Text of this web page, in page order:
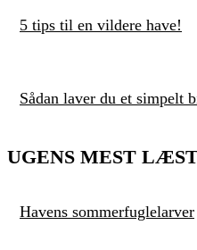
5 tips til en vildere have!
Sådan laver du et simpelt
UGENS MEST
Havens sommerfuglelarver